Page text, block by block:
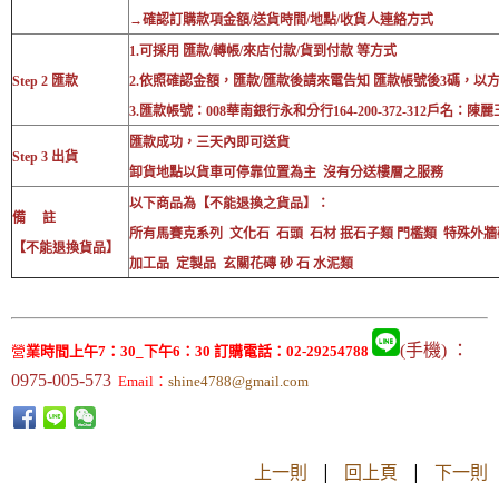
→確認訂購款項金額/送貨時間/地點/收貨人連絡方式
Step 2 匯款
1.可採用 匯款/轉帳/來店付款/貨到付款 等方式
2.依照確認金額，匯款/匯款後請來電告知 匯款帳號後3碼，以
3.匯款帳號：008華南銀行永和分行164-200-372-312戶名：陳麗
Step 3 出貨
匯款成功，三天內即可送貨
卸貨地點以貨車可停靠位置為主 沒有分送樓層之服務
備 註
【不能退換貨品】
以下商品為【不能退換之貨品】：
所有馬賽克系列 文化石 石頭 石材 抿石子類 門檻類 特殊外
加工品 定製品 玄關花磚 砂 石 水泥類
營業時間上午7：30_下午6：30 訂購電話：02-29254788
(手機) ：
0975-005-573 Email： shine4788@gmail.com
上一則 | 回上頁 | 下一則